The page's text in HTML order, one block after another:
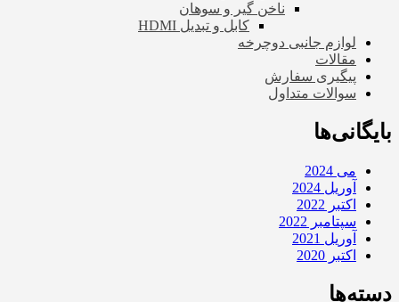
ناخن گیر و سوهان
کابل و تبدیل HDMI
لوازم جانبی دوچرخه
مقالات
پیگیری سفارش
سوالات متداول
بایگانی‌ها
می 2024
آوریل 2024
اکتبر 2022
سپتامبر 2022
آوریل 2021
اکتبر 2020
دسته‌ها